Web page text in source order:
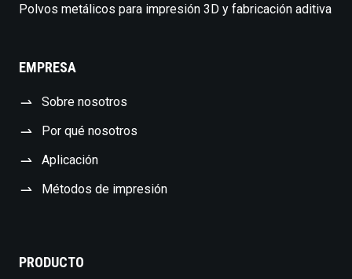
Polvos metálicos para impresión 3D y fabricación aditiva
EMPRESA
Sobre nosotros
Por qué nosotros
Aplicación
Métodos de impresión
PRODUCTO